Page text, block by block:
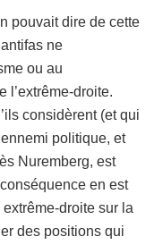
pouvait dire de cette
ne
ou au
l’extrême-droite.
considèrent (et qui
ennemi politique, et
Nuremberg, est
en est
droite sur la
des positions qui